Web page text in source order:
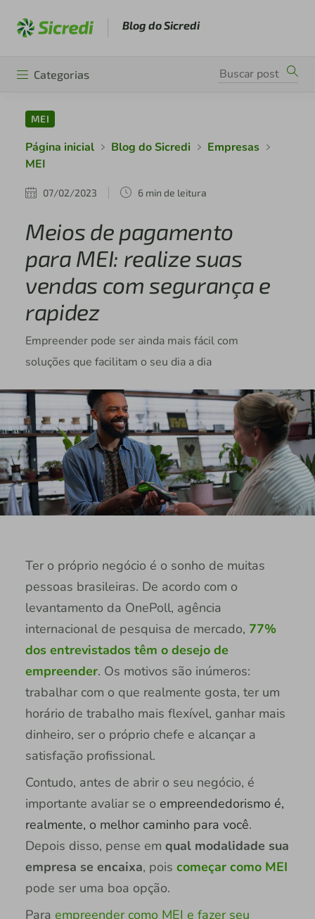
Blog do Sicredi
Categorias
MEI
Página inicial Blog do Sicredi
Empresas
MEI
07/02/2023 6 min de leitura
Meios de pagamento
para MEI: realize suas
vendas com segurança e
rapidez
Empreender pode ser ainda mais fácil com
soluções que facilitam o seu dia a dia
Ter o próprio negócio é o sonho de muitas
pessoas brasileiras. De acordo com o
levantamento da OnePoll, agência
internacional de pesquisa de mercado, 77%
dos entrevistados têm o desejo de
empreender. Os motivos são inúmeros:
trabalhar com o que realmente gosta, ter um
horário de trabalho mais flexível, ganhar mais
dinheiro, ser o próprio chefe e alcançar a
satisfação profissional.
Contudo, antes de abrir o seu negócio, é
importante avaliar se o empreendedorismo é,
realmente, o melhor caminho para você.
Depois disso, pense em qual modalidade sua
empresa se encaixa, pois começar como MEI
pode ser uma boa opção.
Para empreender como MEI e fazer seu